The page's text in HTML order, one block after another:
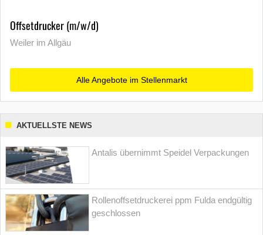
Offsetdrucker (m/w/d)
Weiler im Allgäu
Alle Angebote im Stellenmarkt
AKTUELLSTE NEWS
Antalis übernimmt Speidel Verpackungen
Rollenoffsetdruckerei ppm Fulda endgültig
geschlossen